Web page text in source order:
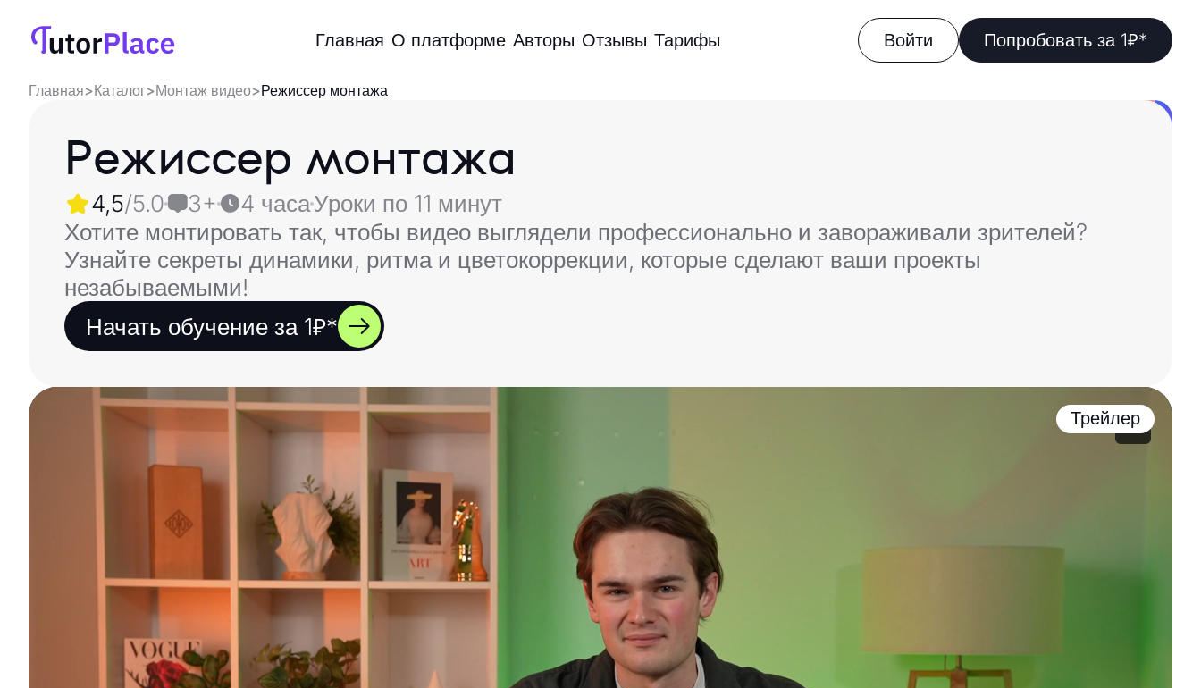
Главная О платформе Авторы Отзывы Тарифы Войти Попробовать за 1₽*
Главная>Каталог>Монтаж видео>Режиссер монтажа
Режиссер монтажа
4,5/5.0 3+ 4 часаУроки по 11 минут
Хотите монтировать так, чтобы видео выглядели профессионально и завораживали зрителей?
Узнайте секреты динамики, ритма и цветокоррекции, которые сделают ваши проекты
незабываемыми!
Начать обучение за 1₽*
Трейлер